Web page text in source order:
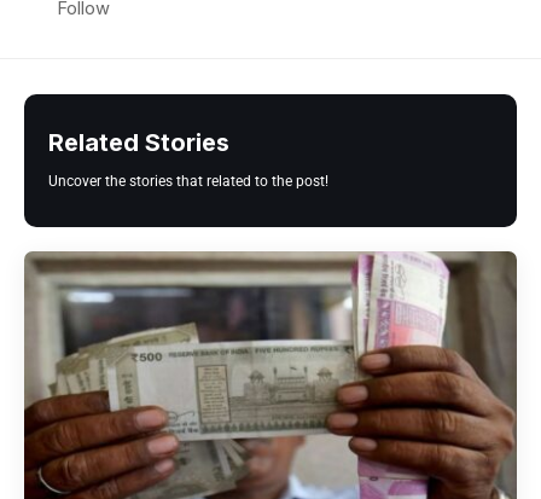
Follow
Related Stories
Uncover the stories that related to the post!